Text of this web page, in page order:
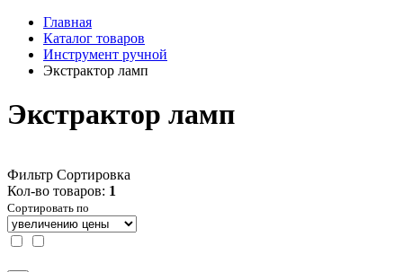
Главная
Каталог товаров
Инструмент ручной
Экстрактор ламп
Экстрактор ламп
Фильтр Сортировка
Кол-во товаров: 1
Сортировать по